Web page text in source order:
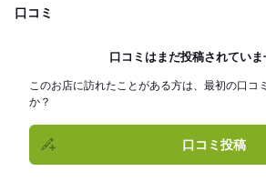
口コミ
口コミはまだ投稿されていま
このお店に訪れたことがある方は、最初の口コ
か？
口コミ投稿